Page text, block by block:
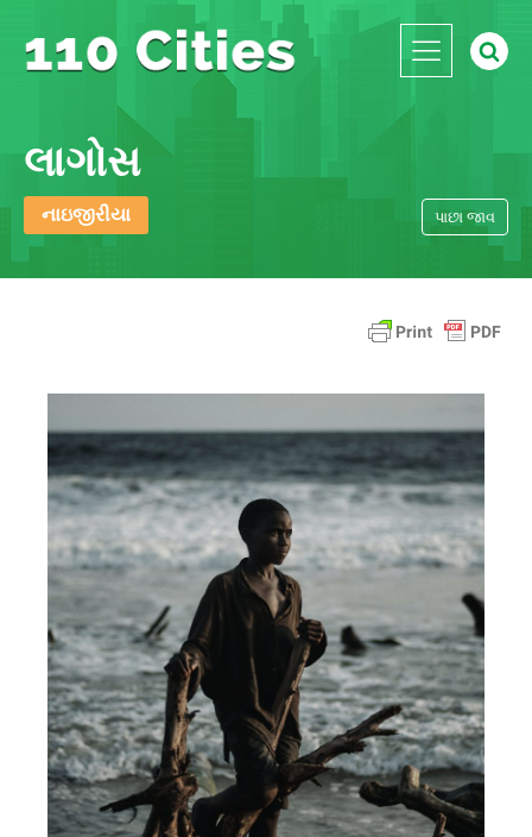
લાગોસ
નાઇજીરીયા પાછા જાવ